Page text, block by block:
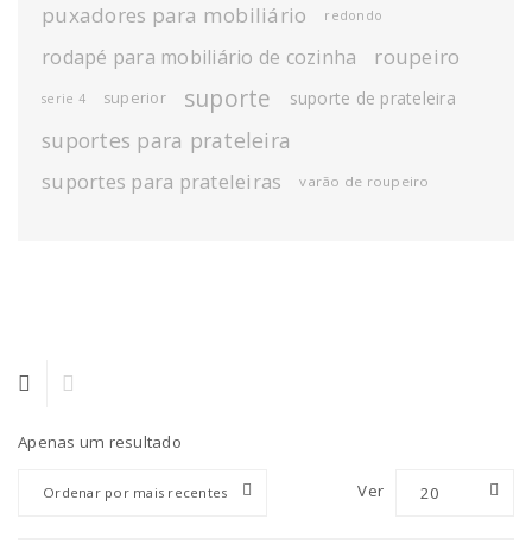
puxadores para mobiliário redondo
rodapé para mobiliário de cozinha roupeiro
serie 4 superior suporte suporte de prateleira
suportes para prateleira
suportes para prateleiras varão de roupeiro
Apenas um resultado
Ordenar por mais recentes Ver 20